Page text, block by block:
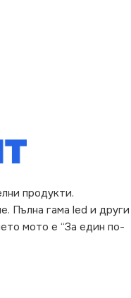
продукти.
Пълна гама led и други
мото е “За един по-